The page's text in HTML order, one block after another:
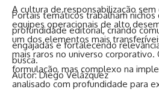
Portais temáticos trabalham nichos
profundidade editorial, criando
engajadas e fortalecendo
busca.
Autor: Diego Velázquez
A cultura de responsabilização sem
equipes operacionais de alto
um dos elementos mais
mais raros no universo corporativo.
formulação, mas complexo na
analisado com profundidade para